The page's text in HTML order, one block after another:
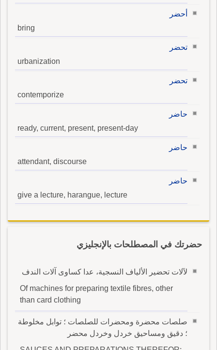
أحضر
bring
تحضر
urbanization
تحضر
contemporize
حاضر
ready, current, present, present-day
حاضر
attendant, discourse
حاضر
give a lecture, harangue, lecture
حضرتك في المصطلحات بالإنجليزي
لآلات تحضير الألياف النسجية، عدا كساوى آلات الندف
Of machines for preparing textile fibres, other
than card clothing
صلصات محضرة ومحضرات للصلصات ؛ توابل مخلوطة
؛ دقيق ومساحيق خردل وخردل محضر